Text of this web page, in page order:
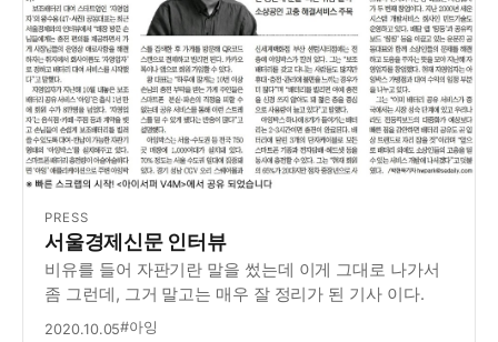
PRESS
서울경제신문 인터뷰
비유를 들어 자판기란 말을 썼는데 이게 그대로 나가서
좀 그런데, 그거 말고는 매우 잘 정리가 된 기사 이다.
2020.10.05#아잉